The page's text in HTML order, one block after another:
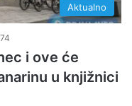
Aktualno
74
i ove će
u knjižnici